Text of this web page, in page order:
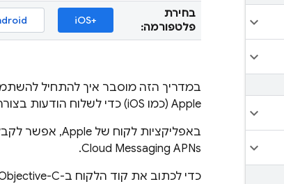
בחירת
פלטפורמה:
iOS+‎
במדריך הזה מוסבר איך להתחיל
Apple (כמו iOS) כדי לשלוח הודעות בצורה מהימנה.
באפליקציות לקוח של Apple, אפשר לקבל התראות ומטעני נתונים של עד 4,096 בייט דרך ממשק
Cloud Messaging APNs.
כדי לכתוב את קוד הלקוח ב-Objective-C או ב-Swift, מומלץ להשתמש ב-